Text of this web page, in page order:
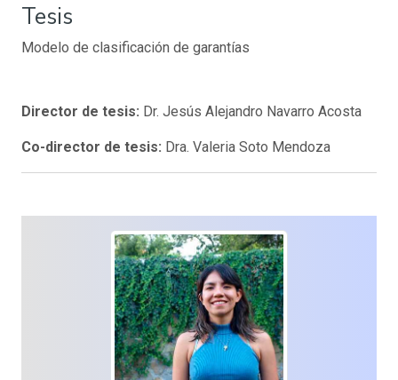
Tesis
Modelo de clasificación de garantías
Director de tesis: Dr. Jesús Alejandro Navarro Acosta
Co-director de tesis: Dra. Valeria Soto Mendoza